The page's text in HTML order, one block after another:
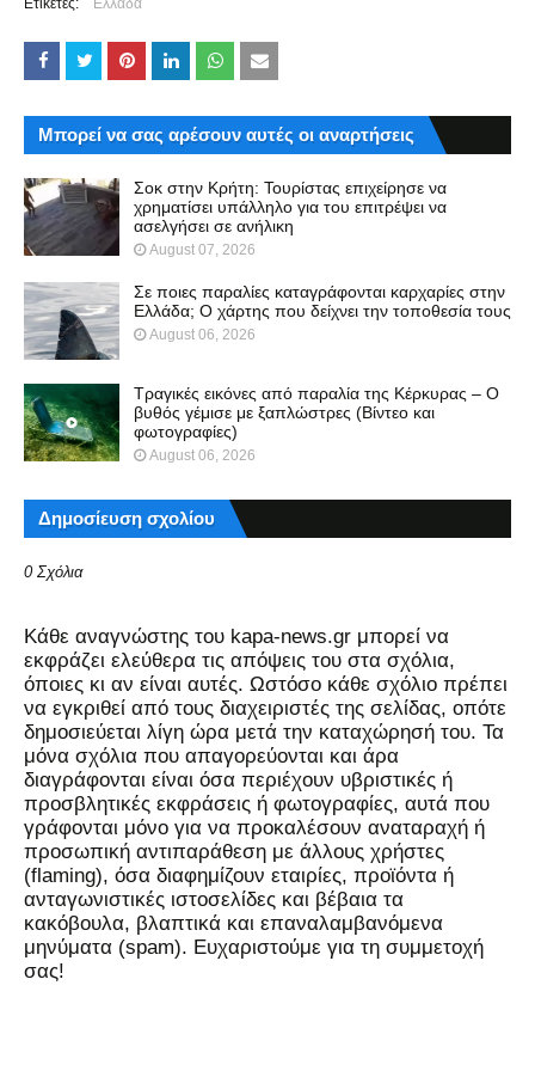
Μπορεί να σας αρέσουν αυτές οι αναρτήσεις
Σοκ στην Κρήτη: Τουρίστας επιχείρησε να
χρηματίσει υπάλληλο για του επιτρέψει να
ασελγήσει σε ανήλικη
August 07, 2026
Σε ποιες παραλίες καταγράφονται καρχαρίες στην
Ελλάδα; Ο χάρτης που δείχνει την τοποθεσία τους
August 06, 2026
Τραγικές εικόνες από παραλία της Κέρκυρας – Ο
βυθός γέμισε με ξαπλώστρες (Βίντεο και
φωτογραφίες)
August 06, 2026
Δημοσίευση σχολίου
0 Σχόλια
Kάθε αναγνώστης του kapa-news.gr μπορεί να
εκφράζει ελεύθερα τις απόψεις του στα σχόλια,
όποιες κι αν είναι αυτές. Ωστόσο κάθε σχόλιο πρέπει
να εγκριθεί από τους διαχειριστές της σελίδας, οπότε
δημοσιεύεται λίγη ώρα μετά την καταχώρησή του. Τα
μόνα σχόλια που απαγορεύονται και άρα
διαγράφονται είναι όσα περιέχουν υβριστικές ή
προσβλητικές εκφράσεις ή φωτογραφίες, αυτά που
γράφονται μόνο για να προκαλέσουν αναταραχή ή
προσωπική αντιπαράθεση με άλλους χρήστες
(flaming), όσα διαφημίζουν εταιρίες, προϊόντα ή
ανταγωνιστικές ιστοσελίδες και βέβαια τα
κακόβουλα, βλαπτικά και επαναλαμβανόμενα
μηνύματα (spam). Ευχαριστούμε για τη συμμετοχή
σας!